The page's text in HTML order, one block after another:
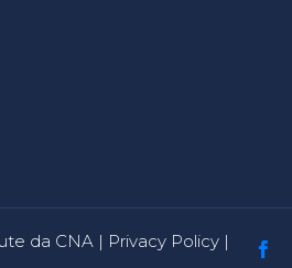
da CNA | Privacy Policy |